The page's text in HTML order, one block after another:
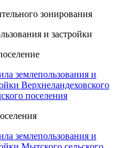
зонирования
и застройки
землепользования и
Верхнеландеховского
поселения
землепользования и